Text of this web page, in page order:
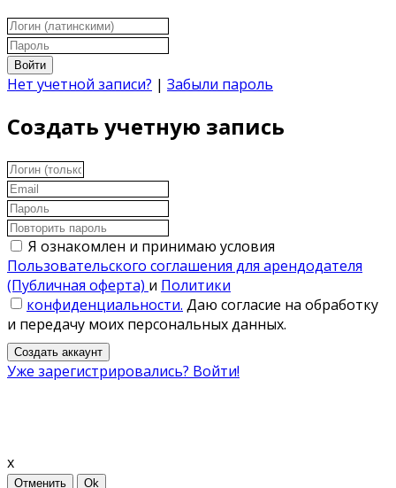
Войти
Нет учетной записи? | Забыли пароль
Создать учетную запись
Я ознакомлен и принимаю условия
Пользовательского соглашения для арендодателя
(Публичная оферта) и Политики
конфиденциальности. Даю согласие на обработку
и передачу моих персональных данных.
Создать аккаунт
Уже зарегистрировались? Войти!
x
Отменить Ok